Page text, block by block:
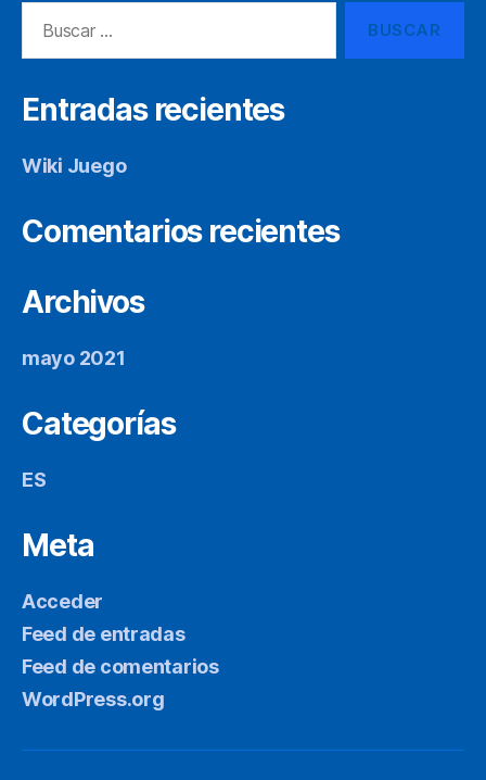
Entradas recientes
Wiki Juego
Comentarios recientes
Archivos
mayo 2021
Categorías
ES
Meta
Acceder
Feed de entradas
Feed de comentarios
WordPress.org